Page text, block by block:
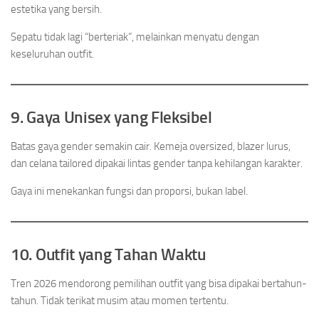
estetika yang bersih.
Sepatu tidak lagi “berteriak”, melainkan menyatu dengan
keseluruhan outfit.
9. Gaya Unisex yang Fleksibel
Batas gaya gender semakin cair. Kemeja oversized, blazer lurus,
dan celana tailored dipakai lintas gender tanpa kehilangan karakter.
Gaya ini menekankan fungsi dan proporsi, bukan label.
10. Outfit yang Tahan Waktu
Tren 2026 mendorong pemilihan outfit yang bisa dipakai bertahun-
tahun. Tidak terikat musim atau momen tertentu.